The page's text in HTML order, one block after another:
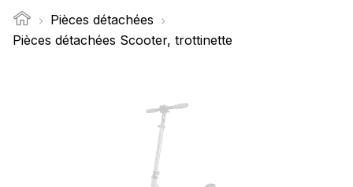
Pièces détachées
Pièces détachées Scooter, trottinette